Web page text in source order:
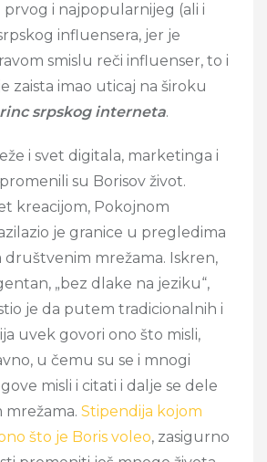
i najpopularnijeg (ali i
influensera, jer je
smislu reči influenser, to i
zaista imao uticaj na široku
srpskog interneta.
i svet digitala, marketinga i
su Borisov život.
kreacijom, Pokojnom
je granice u pregledima
društvenim mrežama. Iskren,
„bez dlake na jeziku“,
je da putem tradicionalnih i
uvek govori ono što misli,
u čemu su se i mnogi
misli i citati i dalje se dele
Stipendija kojom
što je Boris voleo, zasigurno